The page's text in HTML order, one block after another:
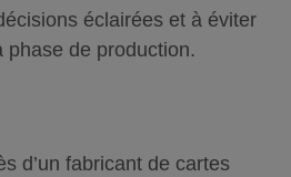
éclairées et à éviter
phase de production.
d’un fabricant de cartes